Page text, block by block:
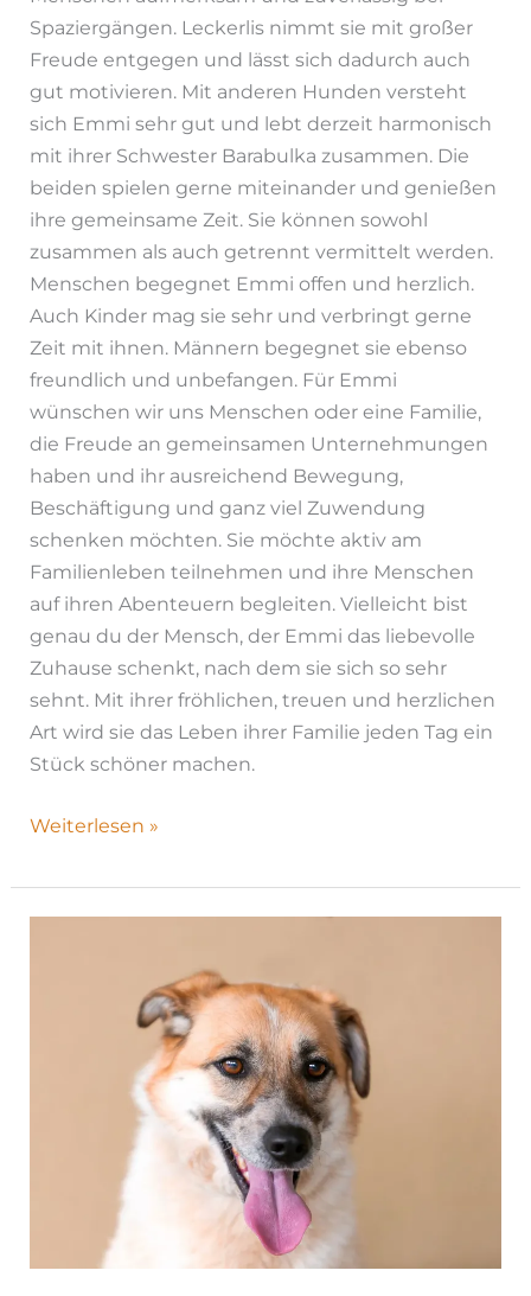
Spaziergängen. Leckerlis nimmt sie mit großer
Freude entgegen und lässt sich dadurch auch
gut motivieren. Mit anderen Hunden versteht
sich Emmi sehr gut und lebt derzeit harmonisch
mit ihrer Schwester Barabulka zusammen. Die
beiden spielen gerne miteinander und genießen
ihre gemeinsame Zeit. Sie können sowohl
zusammen als auch getrennt vermittelt werden.
Menschen begegnet Emmi offen und herzlich.
Auch Kinder mag sie sehr und verbringt gerne
Zeit mit ihnen. Männern begegnet sie ebenso
freundlich und unbefangen. Für Emmi
wünschen wir uns Menschen oder eine Familie,
die Freude an gemeinsamen Unternehmungen
haben und ihr ausreichend Bewegung,
Beschäftigung und ganz viel Zuwendung
schenken möchten. Sie möchte aktiv am
Familienleben teilnehmen und ihre Menschen
auf ihren Abenteuern begleiten. Vielleicht bist
genau du der Mensch, der Emmi das liebevolle
Zuhause schenkt, nach dem sie sich so sehr
sehnt. Mit ihrer fröhlichen, treuen und herzlichen
Art wird sie das Leben ihrer Familie jeden Tag ein
Stück schöner machen.
Weiterlesen »